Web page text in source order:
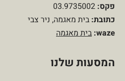
פקס:
כתובת: בית מאגמה, ניר צבי
waze: בית מאגמה
המסעות שלנו